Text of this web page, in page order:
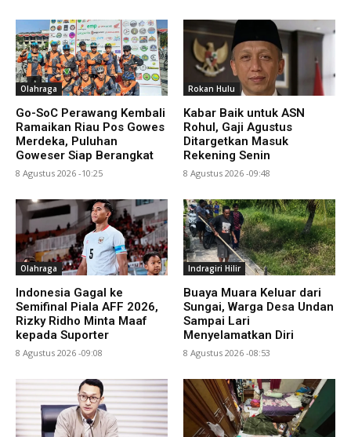
Olahraga
Go-SoC Perawang Kembali
Ramaikan Riau Pos Gowes
Merdeka, Puluhan
Goweser Siap Berangkat
8 Agustus 2026 -10:25
Rokan Hulu
Kabar Baik untuk ASN
Rohul, Gaji Agustus
Ditargetkan Masuk
Rekening Senin
8 Agustus 2026 -09:48
Olahraga
Indonesia Gagal ke
Semifinal Piala AFF 2026,
Rizky Ridho Minta Maaf
kepada Suporter
8 Agustus 2026 -09:08
Indragiri Hilir
Buaya Muara Keluar dari
Sungai, Warga Desa Undan
Sampai Lari
Menyelamatkan Diri
8 Agustus 2026 -08:53